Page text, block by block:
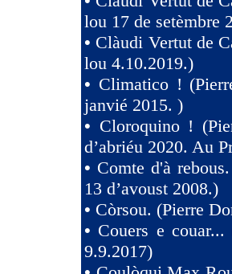
lou 17 de setèmbre
• Clàudi Vertut de
lou 4.10.2019.)
• Climatico !
janvié 2015. )
• Cloroquino !
d’abriéu 2020. Au
• Comte d'à
13 d’avoust 2008.)
• Còrsou. (Pierre
• Couers e
9.9.2017)